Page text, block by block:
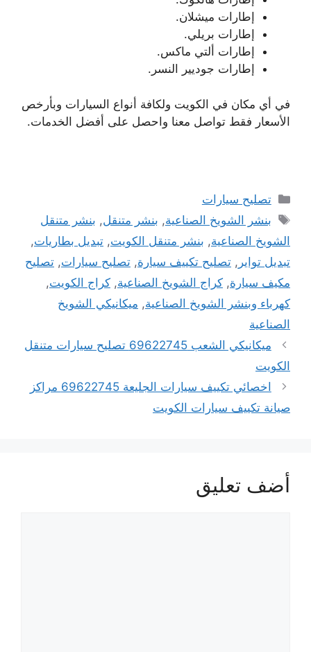
إطارات ميشلان.
إطارات بريلي.
إطارات ألتي ماكس.
إطارات جوديير النسر.
في أي مكان في الكويت ولكافة أنواع السيارات وبأرخص
الأسعار فقط تواصل معنا واحصل على أفضل الخدمات.
التصنيفات
تصليح سيارات
الوسوم
بنشر الشويخ الصناعية, بنشر متنقل, بنشر متنقل
الشويخ الصناعية, بنشر متنقل الكويت, تبديل بطاريات,
تبديل تواير , تصليح تكييف سيارة, تصليح سيارات, تصليح
مكيف سيارة, كراج الشويخ الصناعية, كراج الكويت,
كهرباء وبنشر الشويخ الصناعية, ميكانيكي الشويخ
الصناعية
ميكانيكي الشعب 69622745 تصليح سيارات متنقل
الكويت
اخصائي تكييف سيارات الجليعة 69622745 مراكز
صيانة تكييف سيارات الكويت
أضف تعليق